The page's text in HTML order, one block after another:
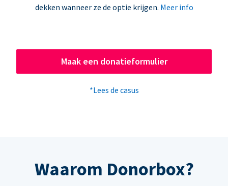
dekken wanneer ze de optie krijgen. Meer info
Maak een donatieformulier
*Lees de casus
Waarom Donorbox?